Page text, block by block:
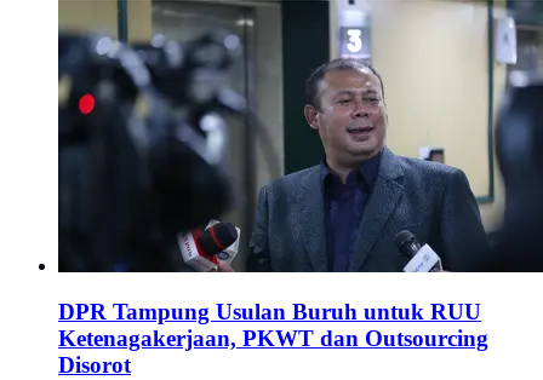
DPR Tampung Usulan Buruh untuk RUU
Ketenagakerjaan, PKWT dan Outsourcing
Disorot